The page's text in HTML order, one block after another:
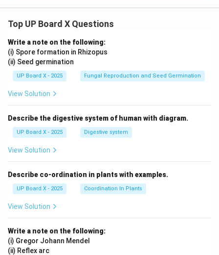
Top UP Board X Questions
Write a note on the following:
(i) Spore formation in Rhizopus
(ii) Seed germination
UP Board X - 2025 Fungal Reproduction and Seed Germination
View Solution
Describe the digestive system of human with diagram.
UP Board X - 2025 Digestive system
View Solution
Describe co-ordination in plants with examples.
UP Board X - 2025 Coordination In Plants
View Solution
Write a note on the following:
(i) Gregor Johann Mendel
(ii) Reflex arc